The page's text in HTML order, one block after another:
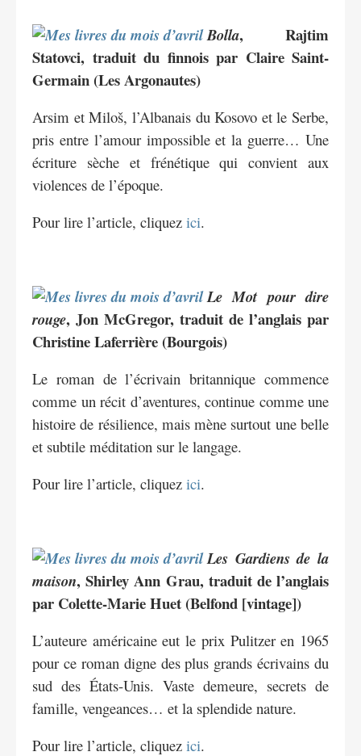
Bolla, Rajtim
Statovci, traduit du finnois par Claire Saint-
Germain (Les Argonautes)
Arsim et Miloš, l’Albanais du Kosovo et le Serbe,
pris entre l’amour impossible et la guerre… Une
écriture sèche et frénétique qui convient aux
violences de l’époque.
Pour lire l’article, cliquez ici.
Le Mot pour dire
rouge, Jon McGregor, traduit de l’anglais par
Christine Laferrière (Bourgois)
Le roman de l’écrivain britannique commence
comme un récit d’aventures, continue comme une
histoire de résilience, mais mène surtout une belle
et subtile méditation sur le langage.
Pour lire l’article, cliquez ici.
Les Gardiens de la
maison, Shirley Ann Grau, traduit de l’anglais
par Colette-Marie Huet (Belfond [vintage])
L’auteure américaine eut le prix Pulitzer en 1965
pour ce roman digne des plus grands écrivains du
sud des États-Unis. Vaste demeure, secrets de
famille, vengeances… et la splendide nature.
Pour lire l’article, cliquez ici.